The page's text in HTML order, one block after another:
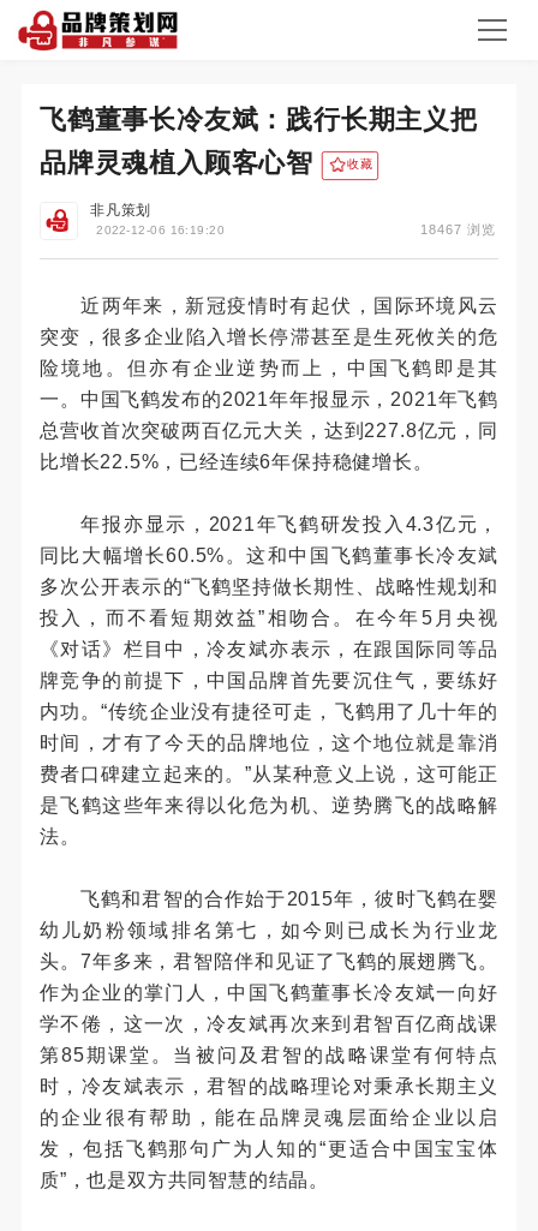
飞鹤董事长冷友斌：践行长期主义把
品牌灵魂植入顾客心智
收藏
非凡策划
2022-12-06 16:19:20 18467 浏览
近两年来，新冠疫情时有起伏，国际环境风云
突变，很多企业陷入增长停滞甚至是生死攸关的危
险境地。但亦有企业逆势而上，中国飞鹤即是其
一。中国飞鹤发布的2021年年报显示，2021年飞鹤
总营收首次突破两百亿元大关，达到227.8亿元，同
比增长22.5%，已经连续6年保持稳健增长。
年报亦显示，2021年飞鹤研发投入4.3亿元，
同比大幅增长60.5%。这和中国飞鹤董事长冷友斌
多次公开表示的“飞鹤坚持做长期性、战略性规划和
投入，而不看短期效益”相吻合。在今年5月央视
《对话》栏目中，冷友斌亦表示，在跟国际同等品
牌竞争的前提下，中国品牌首先要沉住气，要练好
内功。“传统企业没有捷径可走，飞鹤用了几十年的
时间，才有了今天的品牌地位，这个地位就是靠消
费者口碑建立起来的。”从某种意义上说，这可能正
是飞鹤这些年来得以化危为机、逆势腾飞的战略解
法。
飞鹤和君智的合作始于2015年，彼时飞鹤在婴
幼儿奶粉领域排名第七，如今则已成长为行业龙
头。7年多来，君智陪伴和见证了飞鹤的展翅腾飞。
作为企业的掌门人，中国飞鹤董事长冷友斌一向好
学不倦，这一次，冷友斌再次来到君智百亿商战课
第85期课堂。当被问及君智的战略课堂有何特点
时，冷友斌表示，君智的战略理论对秉承长期主义
的企业很有帮助，能在品牌灵魂层面给企业以启
发，包括飞鹤那句广为人知的“更适合中国宝宝体
质”，也是双方共同智慧的结晶。